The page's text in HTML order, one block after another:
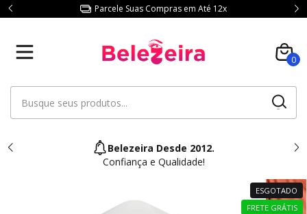
Parcele Suas Compras em Até 12x
0
Belezeira Desde 2012.
Confiança e Qualidade!
ESGOTADO
FRETE GRÁTIS